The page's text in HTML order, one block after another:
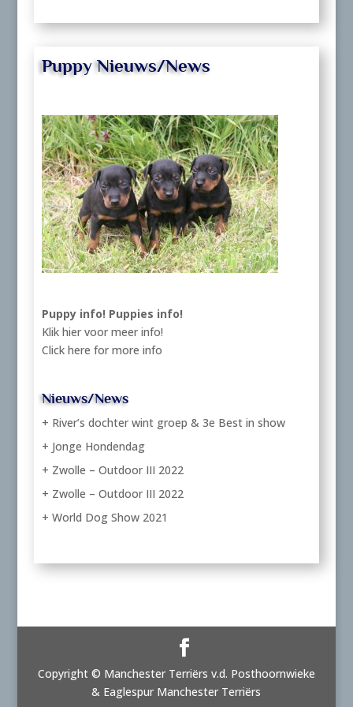
Puppy Nieuws/News
Puppy info! Puppies info!
Klik hier voor meer info!
Click here for more info
Nieuws/News
+ River’s dochter wint groep & 3e Best in show
+ Jonge Hondendag
+ Zwolle – Outdoor III 2022
+ Zwolle – Outdoor III 2022
+ World Dog Show 2021
Copyright © Manchester Terriërs v.d. Posthoornwieke
& Eaglespur Manchester Terriërs